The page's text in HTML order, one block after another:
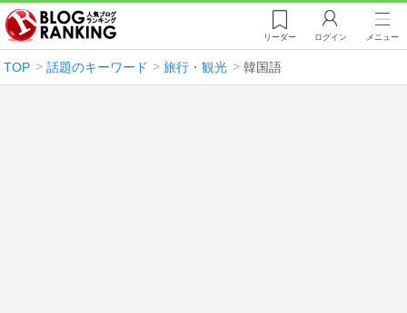
リーダー ログイン メニュー
TOP 話題のキーワード 旅行・観光 韓国語